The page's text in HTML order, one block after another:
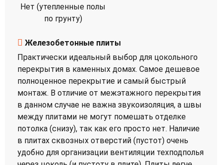
Нет (утепленные полы
по грунту)
Железобетонные плиты
Практически идеальный выбор для цокольного
перекрытия в каменных домах. Самое дешевое
полноценное перекрытие и самый быстрый
монтаж. В отличие от межэтажного перекрытия
в данном случае не важна звукоизоляция, а швы
между плитами не могут помешать отделке
потолка (снизу), так как его просто нет. Наличие
в плитах сквозных отверстий (пустот) очень
удобно для организации вентиляции техподполья